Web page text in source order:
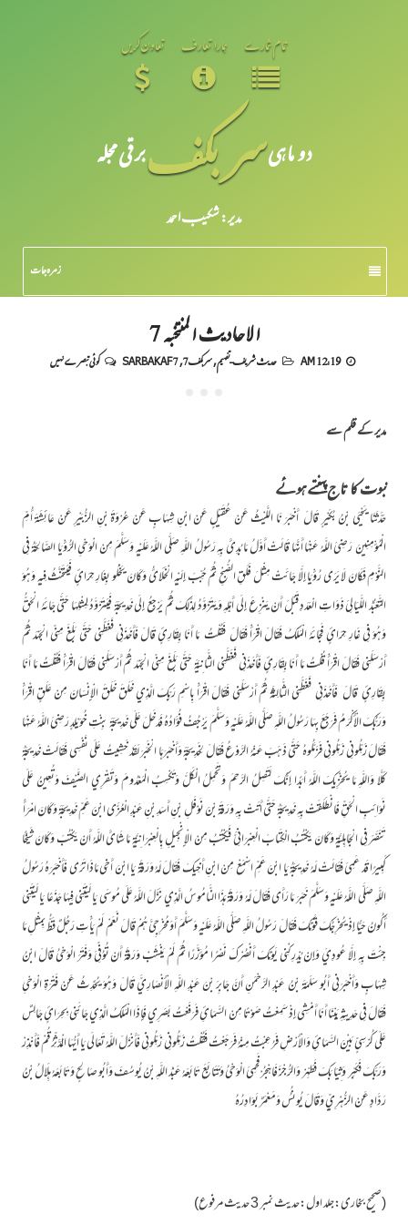
تمام شمارے ہمارا تعارف تعاون کریں
دو ماہیسر بکفبرقی مجلہ
مدیر: شکیبـ احمد
زمرہ جات
الاحادیث المنتخبہ 7
12:19 AM حدیث شریف-تفہیم,سربکف7 ,
SARBAKAF 7 کوئی تبصرے نہیں
مدیر کے قلم سے
نبوت کا تاج پہنتے ہوئے
حَدَّثَنَا يَحْيَی بْنُ بُکَيْرٍ قَالَ أَخْبَرَ نَا اللَّيْثُ عَنْ عُقَيْلٍ عَنْ ابْنِ شِهَابٍ عَنْ عُرْوَةَ بْنِ الزُّبَيْرِ عَنْ عَائِشَةَ أُمِّ
الْمُؤْمِنِينَ رَضِيَ اللَّهُ عَنْهَا أَنَّهَا قَالَتْ أَوَّلُ مَا بُدِئَ بِهِ رَسُولُ اللَّهِ صَلَّی اللَّهُ عَلَيْهِ وَسَلَّمَ مِنْ الْوَحْيِ الرُّؤْيَا الصَّالِحَةُ فِي
النَّوْمِ فَکَانَ لَا يَرَی رُؤْيَا إِلَّا جَائَتْ مِثْلَ فَلَقِ الصُّبْحِ ثُمَّ حُبِّبَ إِلَيْهِ الْخَلَائُ وَکَانَ يَخْلُو بِغَارِ حِرَائٍ فَيَتَحَنَّثُ فِيهِ وَهُوَ
التَّعَبُّدُ اللَّيَالِيَ ذَوَاتِ الْعَدَدِ قَبْلَ أَنْ يَنْزِعَ إِلَی أَهْلِهِ وَيَتَزَوَّدُ لِذَلِکَ ثُمَّ يَرْجِعُ إِلَی خَدِيجَةَ فَيَتَزَوَّدُ لِمِثْلِهَا حَتَّی جَائَهُ الْحَقُّ
وَهُوَ فِي غَارِ حِرَائٍ فَجَائَهُ الْمَلَکُ فَقَالَ اقْرَأْ فَقَالَ فَقُلْتُ مَا أَنَا بِقَارِئٍ قَالَ فَأَخَذَنِي فَغَطَّنِي حَتَّی بَلَغَ مِنِّي الْجَهْدَ ثُمَّ
أَرْسَلَنِي فَقَالَ اقْرَأْ قُلْتُ مَا أَنَا بِقَارِئٍ فَأَخَذَنِي فَغَطَّنِي الثَّانِيَةَ حَتَّی بَلَغَ مِنِّي الْجَهْدَ ثُمَّ أَرْسَلَنِي فَقَالَ اقْرَأْ فَقُلْتُ مَا أَنَا
بِقَارِئٍ قَالَ فَأَخَذَنِي فَغَطَّنِي الثَّالِثَةَ ثُمَّ أَرْسَلَنِي فَقَالَ اقْرَأْ بِاسْمِ رَبِّکَ الَّذِي خَلَقَ خَلَقَ الْإِنْسَانَ مِنْ عَلَقٍ اقْرَأْ
وَرَبُّکَ الْأَکْرَمُ فَرَجَعَ بِهَا رَسُولُ اللَّهِ صَلَّی اللَّهُ عَلَيْهِ وَسَلَّمَ يَرْجُفُ فُؤَادُهُ فَدَخَلَ عَلَی خَدِيجَةَ بِنْتِ خُوَيْلِدٍ رَضِيَ اللَّهُ عَنْهَا
فَقَالَ زَمِّلُونِي زَمِّلُونِي فَزَمَّلُوهُ حَتَّی ذَهَبَ عَنْهُ الرَّوْعُ فَقَالَ لِخَدِيجَةَ وَأَخْبَرَهَا الْخَبَرَ لَقَدْ خَشِيتُ عَلَی نَفْسِي فَقَالَتْ خَدِيجَةُ
کَلَّا وَاللَّهِ مَا يُخْزِيکَ اللَّهُ أَبَدًا إِنَّکَ لَتَصِلُ الرَّحِمَ وَتَحْمِلُ الْکَلَّ وَتَکْسِبُ الْمَعْدُومَ وَتَقْرِي الضَّيْفَ وَتُعِينُ عَلَی
نَوَائِبِ الْحَقِّ فَانْطَلَقَتْ بِهِ خَدِيجَةُ حَتَّی أَتَتْ بِهِ وَرَقَةَ بْنَ نَوْفَلِ بْنِ أَسَدِ بْنِ عَبْدِ الْعُزَّی ابْنَ عَمِّ خَدِيجَةَ وَکَانَ امْرَأً
تَنَصَّرَ فِي الْجَاهِلِيَّةِ وَکَانَ يَکْتُبُ الْکِتَابَ الْعِبْرَانِيَّ فَيَکْتُبُ مِنْ الْإِنْجِيلِ بِالْعِبْرَانِيَّةِ مَا شَائَ اللَّهُ أَنْ يَکْتُبَ وَکَانَ شَيْخًا
کَبِيرًا قَدْ عَمِيَ فَقَالَتْ لَهُ خَدِيجَةُ يَا ابْنَ عَمِّ اسْمَعْ مِنْ ابْنِ أَخِيکَ فَقَالَ لَهُ وَرَقَةُ يَا ابْنَ أَخِي مَاذَا تَرَی فَأَخْبَرَهُ رَسُولُ
اللَّهِ صَلَّی اللَّهُ عَلَيْهِ وَسَلَّمَ خَبَرَ مَا رَأَی فَقَالَ لَهُ وَرَقَةُ هَذَا النَّامُوسُ الَّذِي نَزَّلَ اللَّهُ عَلَی مُوسَی يَا لَيْتَنِي فِيهَا جَذَعًا يَا لَيْتَنِي
أَکُونُ حَيًّا إِذْ يُخْرِجُکَ قَوْمُکَ فَقَالَ رَسُولُ اللَّهِ صَلَّی اللَّهُ عَلَيْهِ وَسَلَّمَ أَوَمُخْرِجِيَّ هُمْ قَالَ نَعَمْ لَمْ يَأْتِ رَجُلٌ قَطُّ بِمِثْلِ مَا
جِئْتَ بِهِ إِلَّا عُودِيَ وَإِنْ يُدْرِکْنِي يَوْمُکَ أَنْصُرْکَ نَصْرًا مُؤَزَّرًا ثُمَّ لَمْ يَنْشَبْ وَرَقَةُ أَنْ تُوُفِّيَ وَفَتَرَ الْوَحْيُ قَالَ ابْنُ
شِهَابٍ وَأَخْبَرَنِي أَبُو سَلَمَةَ بْنُ عَبْدِ الرَّحْمَنِ أَنَّ جَابِرَ بْنَ عَبْدِ اللَّهِ الْأَنْصَارِيَّ قَالَ وَهُوَ يُحَدِّثُ عَنْ فَتْرَةِ الْوَحْيِ
فَقَالَ فِي حَدِيثِهِ بَيْنَا أَنَا أَمْشِي إِذْ سَمِعْتُ صَوْتًا مِنْ السَّمَائِ فَرَفَعْتُ بَصَرِي فَإِذَا الْمَلَکُ الَّذِي جَائَنِي بِحِرَائٍ جَالِسٌ
عَلَی کُرْسِيٍّ بَيْنَ السَّمَائِ وَالْأَرْضِ فَرُعِبْتُ مِنْهُ فَرَجَعْتُ فَقُلْتُ زَمِّلُونِي زَمِّلُونِي فَأَنْزَلَ اللَّهُ تَعَالَی يَا أَيُّهَا الْمُدَّثِّرُ قُمْ فَأَنْذِرْ
وَرَبَّکَ فَکَبِّر وَثِيَا بَکَ فَطَهِّرْ وَالرُّجْزَ فَاهْجُرْ فَحَمِيَ الْوَحْيُ وَتَتَابَعَ تَابَعَهُ عَبْدُ اللَّهِ بْنُ يُوسُفَ وَأَبُو صَالِحٍ وَتَابَعَهُ هِلَالُ بْنُ
رَدَّادٍ عَنْ الزُّهْرِيِّ وَقَالَ يُونُسُ وَمَعْمَرٌ بَوَادِرُهُ
(صحیح بخاری:جلد اول:حدیث نمبر 3 حدیث مرفوع)